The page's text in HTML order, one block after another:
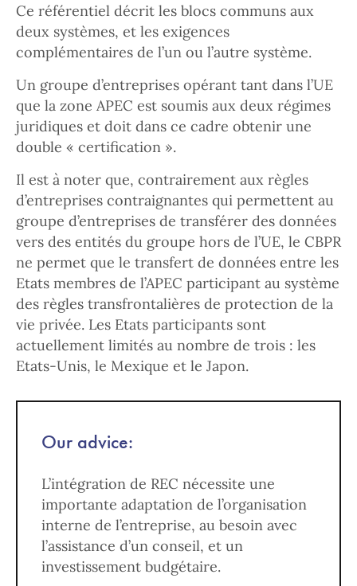
Ce référentiel décrit les blocs communs aux
deux systèmes, et les exigences
complémentaires de l’un ou l’autre système.
Un groupe d’entreprises opérant tant dans l’UE
que la zone APEC est soumis aux deux régimes
juridiques et doit dans ce cadre obtenir une
double « certification ».
Il est à noter que, contrairement aux règles
d’entreprises contraignantes qui permettent au
groupe d’entreprises de transférer des données
vers des entités du groupe hors de l’UE, le CBPR
ne permet que le transfert de données entre les
Etats membres de l’APEC participant au système
des règles transfrontalières de protection de la
vie privée. Les Etats participants sont
actuellement limités au nombre de trois : les
Etats-Unis, le Mexique et le Japon.
Our advice:
L’intégration de REC nécessite une
importante adaptation de l’organisation
interne de l’entreprise, au besoin avec
l’assistance d’un conseil, et un
investissement budgétaire.